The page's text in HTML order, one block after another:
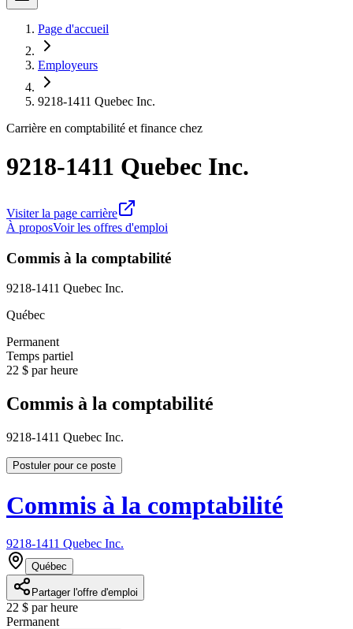
Page d'accueil
Employeurs
9218-1411 Quebec Inc.
Carrière en comptabilité et finance chez
9218-1411 Quebec Inc.
Visiter la page carrière
À proposVoir les offres d'emploi
Commis à la comptabilité
9218-1411 Quebec Inc.
Québec
Permanent
Temps partiel
22 $ par heure
Commis à la comptabilité
9218-1411 Quebec Inc.
Postuler pour ce poste
Commis à la comptabilité
9218-1411 Quebec Inc.
Québec
Partager l'offre d'emploi
22 $ par heure
Permanent